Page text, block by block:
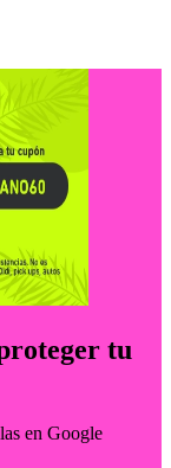
tu
en Google